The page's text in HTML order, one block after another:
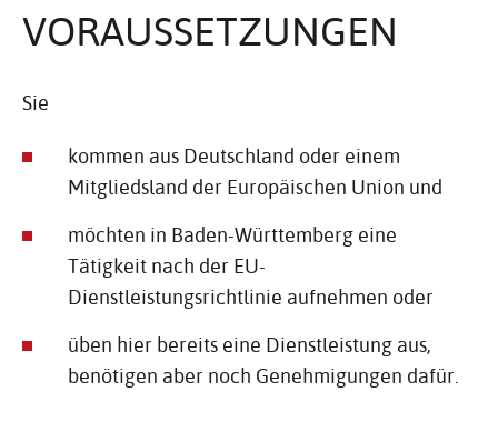
VORAUS­SET­ZUNGEN
Sie
kommen aus Deutschland oder einem
Mitgliedsland der Europäischen Union und
möchten in Baden-Württemberg eine
Tätigkeit nach der EU-
Dienstleistungsrichtlinie aufnehmen oder
üben hier bereits eine Dienstleistung aus,
benötigen aber noch Genehmigungen dafür.